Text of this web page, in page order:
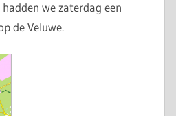
we zaterdag een
de Veluwe.